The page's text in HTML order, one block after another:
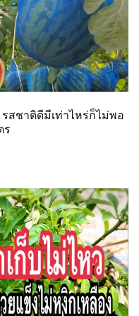
สชาติดีมีเท่าไหร่ก็ไม่พอ
ร